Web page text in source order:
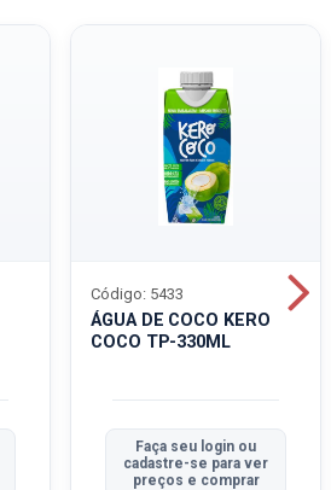
ÁGUA DE COCO KERO
COCO TP-330ML
Código: 5433
Faça seu login ou
cadastre-se para ver
preços e comprar